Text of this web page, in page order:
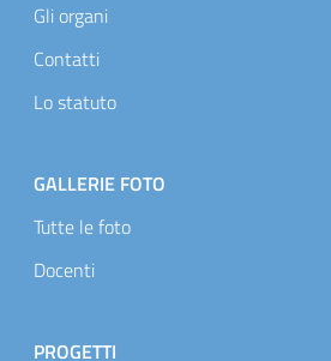
Gli organi
Contatti
Lo statuto
GALLERIE FOTO
Tutte le foto
Docenti
PROGETTI